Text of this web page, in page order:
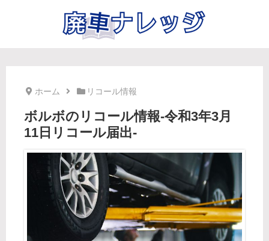
ホーム リコール情報
ボルボのリコール情報-令和3年3月
11日リコール届出-